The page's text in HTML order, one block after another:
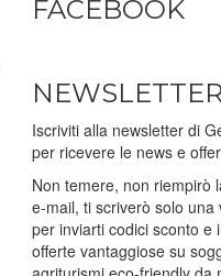
FACEBOOK
NEWSLETTER
Iscriviti alla newsletter di
per ricevere le news e
Non temere, non riempirò
e-mail, ti scriverò solo una
per inviarti codici sconto e
offerte vantaggiose su